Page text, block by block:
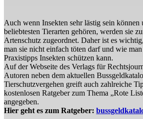
Auch wenn Insekten sehr lästig sein können
beliebtesten Tierarten gehören, werden sie
Artenschutz zugeordnet. Daher ist es
man sie nicht einfach töten darf und wie
Praxistipps Insekten schützen kann.
Auf der Webseite des Verlags für
Autoren neben dem aktuellen
Tierschutzvergehen greift auch zahlreiche
kostenlosen Ratgeber zum Thema „Rote
angegeben.
Hier geht es zum Ratgeber: